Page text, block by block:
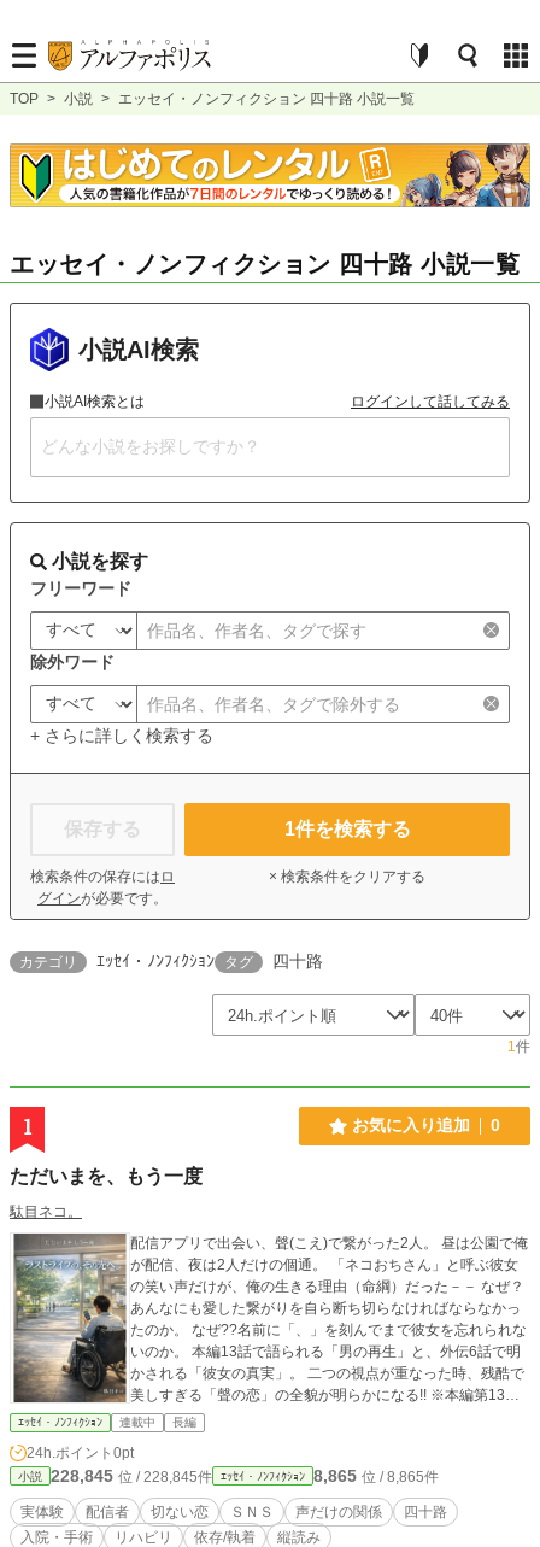
TOP > 小説 > エッセイ・ノンフィクション 四十路 小説一覧
エッセイ・ノンフィクション 四十路 小説一覧
小説AI検索
小説AI検索とは ログインして話してみる
小説を探す
フリーワード
除外ワード
+ さらに詳しく検索する
保存する
検索条件の保存には ロ
グインが必要です。
1件を検索する
× 検索条件をクリアする
カテゴリ ｴｯｾｲ・ﾉﾝﾌｨｸｼｮﾝ タグ 四十路
1件
1 お気に入り追加 0
ただいまを、もう一度
駄目ネコ。
配信アプリで出会い、聲(こえ)で繋がった2人。 昼は公園で俺
が配信、夜は2人だけの個通。 「ネコおちさん」と呼ぶ彼女
の笑い声だけが、俺の生きる理由（命綱）だった－－ なぜ？
あんなにも愛した繋がりを自ら断ち切らなければならなかっ
たのか。 なぜ??名前に「、」を刻んでまで彼女を忘れられな
いのか。 本編13話で語られる「男の再生」と、外伝6話で明
かされる「彼女の真実」。 二つの視点が重なった時、残酷で
美しすぎる「聲の恋」の全貌が明らかになる!! ※本編第13話
の直後から、外伝：第1話が始まります。 ​#実体験 #配信者 #
リハビリ #縦読み #オリジナル曲
ｴｯｾｲ・ﾉﾝﾌｨｸｼｮﾝ 連載中 長編
24h.ポイント 0pt
小説 228,845 位 / 228,845件 ｴｯｾｲ・ﾉﾝﾌｨｸｼｮﾝ 8,865 位 / 8,865件
実体験 配信者 切ない恋 ＳＮＳ 声だけの関係
四十路
入院・手術
リハビリ 依存/執着 縦読み